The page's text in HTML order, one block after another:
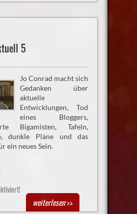
5
Jo Conrad macht sich
Gedanken über
aktuelle
Entwicklungen, Tod
eines Bloggers,
Bigamisten, Tafeln,
dunkle Pläne und das
ein neues Sein.
weiterlesen>>